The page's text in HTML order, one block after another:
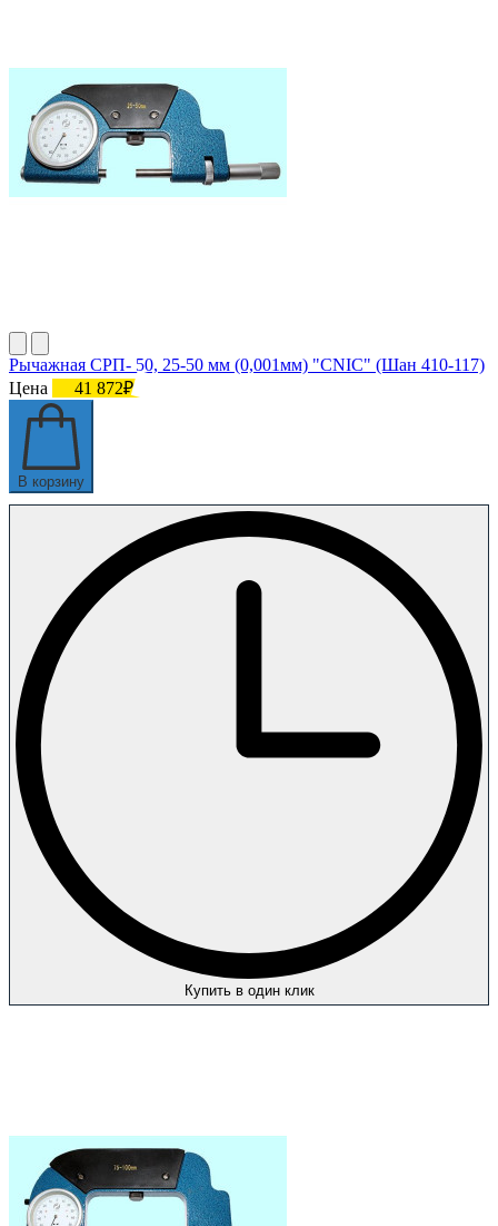
Рычажная СРП- 50, 25-50 мм (0,001мм) "CNIC" (Шан 410-117)
Цена
41 872₽
В корзину
Купить в один клик